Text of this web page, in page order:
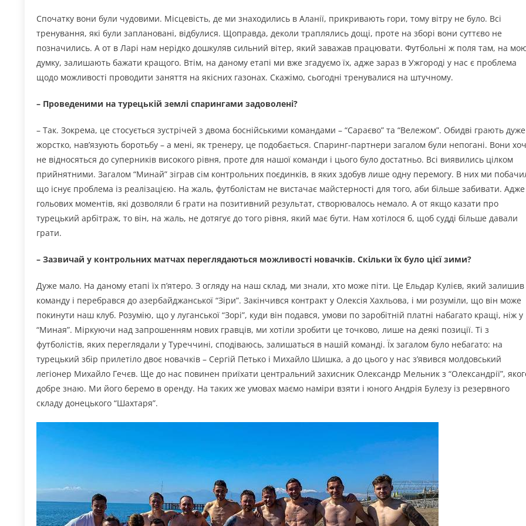
Спочатку вони були чудовими. Місцевість, де ми знаходились в Аланії, прикривають гори, тому вітру не було. Всі
тренування, які були заплановані, відбулися. Щоправда, деколи траплялись дощі, проте на зборі вони суттєво не
позначились. А от в Ларі нам нерідко дошкуляв сильний вітер, який заважав працювати. Футбольні ж поля там, на
думку, залишають бажати кращого. Втім, на даному етапі ми вже згадуємо їх, адже зараз в Ужгороді у нас є проблема
щодо можливості проводити заняття на якісних газонах. Скажімо, сьогодні тренувалися на штучному.
– Проведеними на турецькій землі спарингами задоволені?
– Так. Зокрема, це стосується зустрічей з двома боснійськими командами – “Сараєво” та “Вележом”. Обидві грають дуже
жорстко, нав’язують боротьбу – а мені, як тренеру, це подобається. Спаринг-партнери загалом були непогані. Вони
не відносяться до суперників високого рівня, проте для нашої команди і цього було достатньо. Всі виявились цілком
прийнятними. Загалом “Минай” зіграв сім контрольних поєдинків, в яких здобув лише одну перемогу. В них ми
що існує проблема із реалізацією. На жаль, футболістам не вистачає майстерності для того, аби більше забивати. Адже
гольових моментів, які дозволяли б грати на позитивний результат, створювалось немало. А от якщо казати про
турецький арбітраж, то він, на жаль, не дотягує до того рівня, який має бути. Нам хотілося б, щоб судді більше давали
грати.
– Зазвичай у контрольних матчах переглядаються можливості новачків. Скільки їх було цієї зими?
Дуже мало. На даному етапі їх п’ятеро. З огляду на наш склад, ми знали, хто може піти. Це Ельдар Кулієв, який залишив
команду і перебрався до азербайджанської “Зіри”. Закінчився контракт у Олексія Хахльова, і ми розуміли, що він може
покинути наш клуб. Розумію, що у луганської “Зорі”, куди він подався, умови по заробітній платні набагато кращі, ніж у
“Миная”. Міркуючи над запрошенням нових гравців, ми хотіли зробити це точково, лише на деякі позиції. Ті з
футболістів, яких переглядали у Туреччині, сподіваюсь, залишаться в нашій команді. Їх загалом було небагато: на
турецький збір прилетіло двоє новачків – Сергій Петько і Михайло Шишка, а до цього у нас з’явився молдовський
легіонер Михайло Гечєв. Ще до нас повинен приїхати центральний захисник Олександр Мельник з “Олександрії”,
добре знаю. Ми його беремо в оренду. На таких же умовах маємо наміри взяти і юного Андрія Булезу із резервного
складу донецького “Шахтаря”.